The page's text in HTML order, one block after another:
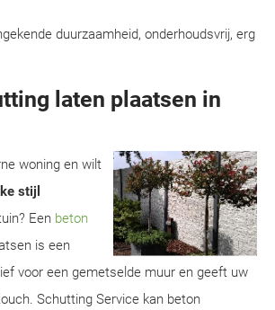
duurzaamheid, onderhoudsvrij, erg
laten plaatsen in
woning en wilt
stijl
Een beton
is een
voor een gemetselde muur en geeft uw
Schutting Service kan beton